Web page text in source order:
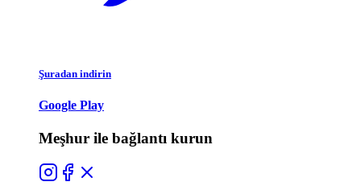
Şuradan indirin
Google Play
Meşhur ile bağlantı kurun